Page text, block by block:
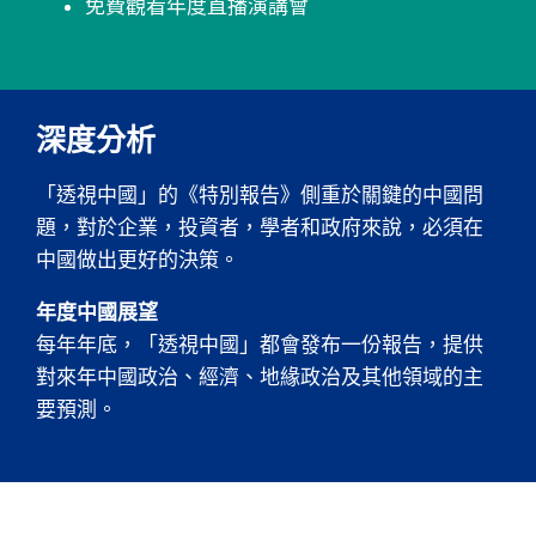
免費觀看年度直播演講會
深度分析
「透視中國」的《特別報告》側重於關鍵的中國問
題，對於企業，投資者，學者和政府來說，必須在
中國做出更好的決策。
年度中國展望
每年年底，「透視中國」都會發布一份報告，提供
對來年中國政治、經濟、地緣政治及其他領域的主
要預測。